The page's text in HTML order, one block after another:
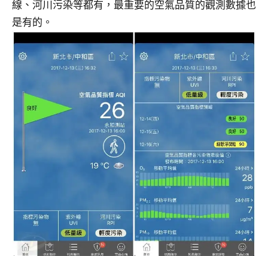
線、河川污染等都有，最重要的空氣品質的觀測數據也
是有的。